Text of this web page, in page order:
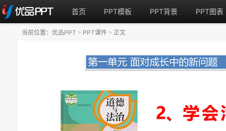
首页 PPT模板 PPT背景 PPT图表
当前位置： 优品PPT > PPT课件 > 正文